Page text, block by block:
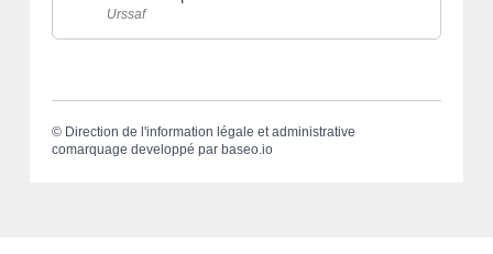
Urssaf
© Direction de l'information légale et administrative
comarquage developpé par baseo.io